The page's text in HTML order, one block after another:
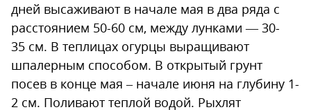
дней высаживают в начале мая в два ряда с
расстоянием 50-60 см, между лунками — 30-
35 см. В теплицах огурцы выращивают
шпалерным способом. В открытый грунт
посев в конце мая – начале июня на глубину 1-
2 см. Поливают теплой водой. Рыхлят